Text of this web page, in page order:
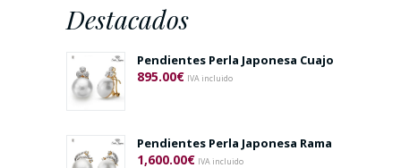
Destacados
Pendientes Perla Japonesa Cuajo
895.00€ IVA incluido
Pendientes Perla Japonesa Rama
1,600.00€ IVA incluido